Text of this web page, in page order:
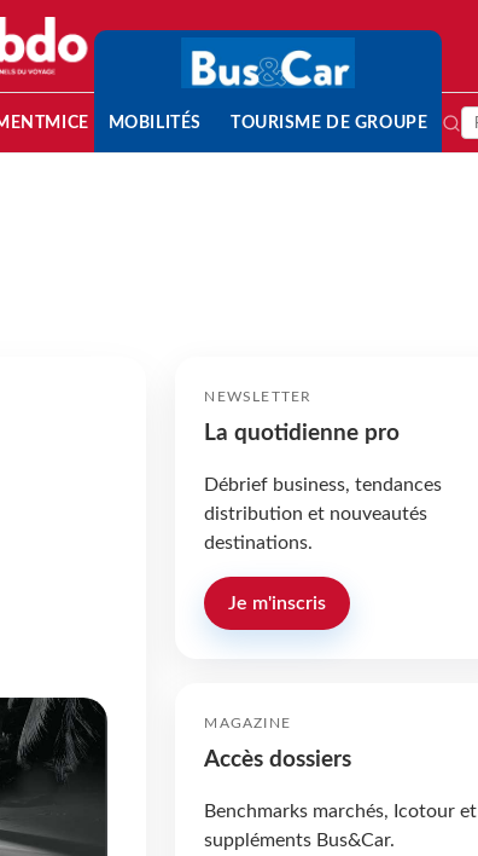
MICE MOBILITÉS TOURISME DE GROUPE
NEWSLETTER
La quotidienne pro
Débrief business, tendances
distribution et nouveautés
destinations.
Je m'inscris
MAGAZINE
Accès dossiers
Benchmarks marchés, Icotour et
suppléments Bus&Car.